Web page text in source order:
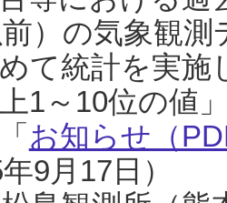
前）の気象観
て統計を実
1～10位の値
お知らせ（
9月17日）